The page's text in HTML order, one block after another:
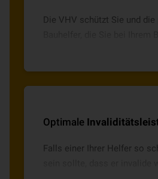
Die VHV schützt Sie und die
Optimale
Falls einer Ihrer Helfer so